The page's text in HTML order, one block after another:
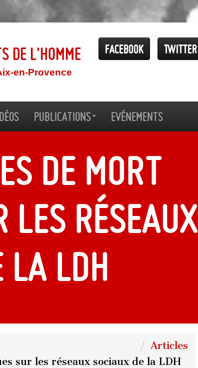
Twitter
Facebook
de l'Homme
en-Provence
Publications Evénements
de mort
les réseaux
LDH
Articles
sur les réseaux sociaux de la LDH